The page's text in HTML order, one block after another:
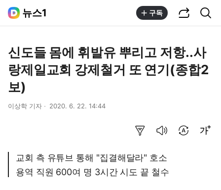
뉴스1 구독
신도들 몸에 휘발유 뿌리고 저항..사
랑제일교회 강제철거 또 연기(종합2
보)
이상학 기자 2020. 6. 22. 14:44
교회 측 유튜브 통해 "집결해달라" 호소
용역 직원 600여 명 3시간 시도 끝 철수